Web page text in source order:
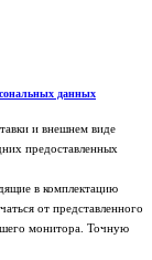
данных
и внешнем виде
предоставленных
в комплектацию
от представленного
монитора. Точную